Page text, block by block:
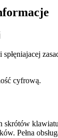
cyfrową.
skrótów
Pełna